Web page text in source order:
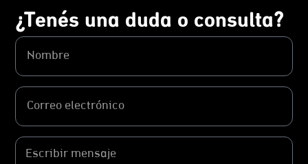
¿Tenés una duda o consulta?